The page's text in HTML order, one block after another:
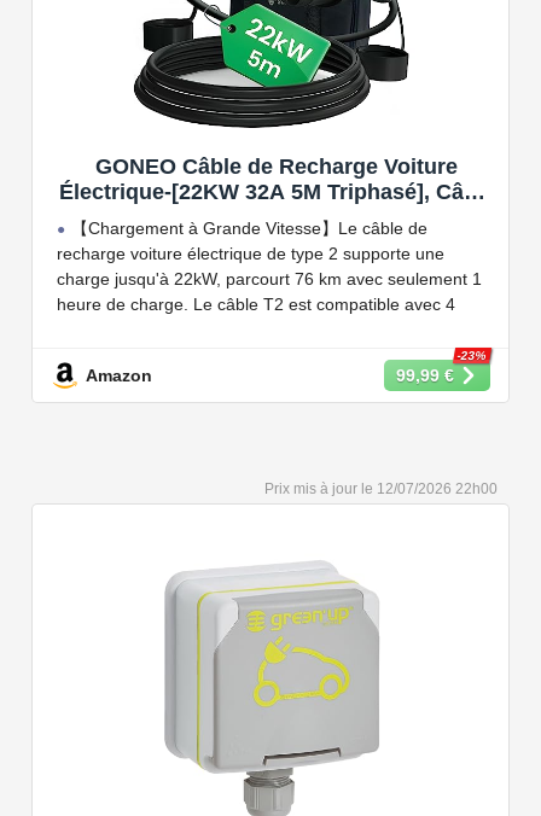
GONEO Câble de Recharge Voiture
Électrique-[22KW 32A 5M Triphasé], Câble
Type 2 à Type 2 EV/PHEV, Câble T2 avec
Sac de Transport, Compatible avec Model
3/S/X/Y, e-208, ID.5, E-Tron, IONIQ 5, Zoe,
etc
【Chargement à Grande Vitesse】Le câble de
recharge voiture électrique de type 2 supporte une
charge jusqu'à 22kW, parcourt 76 km avec seulement 1
heure de charge. Le câble T2 est compatible avec 4
【Conception Sécurisée】Nos câbles type 2 vous
de recharge de type 1, CCS1, CHAdeMO et GB/T.
voiture électrique de type 2 est conforme à la norme
européenne IEC 62196 et convient à tous les EV et
PHEV avec type 2 et CCS2. Convient aux modèles
Y/3/S/X, i3, iX, ID.3, ID.4, ID.5, E-Tron, ZOE, Kona, Leaf,
【Qualité Solide et Fiable】Résistant à l'eau - IP54,
électrique, résistant à l'usure et à la flexion. Testé avec
10,000 cycles d'insertion et une capacité de charge de 2
tonnes et un test de chute d'un mètre, évitant les risques
Amazon 99,99 €
-23%
12/07/2026 22h00